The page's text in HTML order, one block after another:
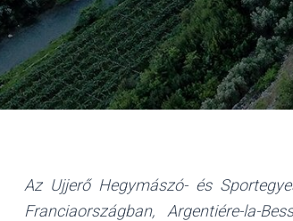
Az Ujjerő Hegymászó- és
Franciaországban, Argentiére-la-